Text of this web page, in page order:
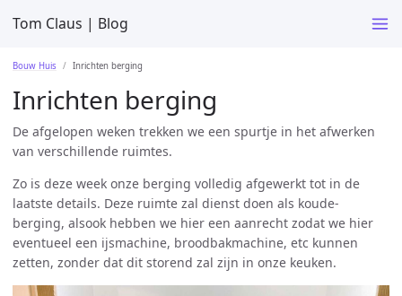
Tom Claus | Blog
Bouw Huis Inrichten berging
Inrichten berging
De afgelopen weken trekken we een spurtje in het afwerken
van verschillende ruimtes.
Zo is deze week onze berging volledig afgewerkt tot in de
laatste details. Deze ruimte zal dienst doen als koude-
berging, alsook hebben we hier een aanrecht zodat we hier
eventueel een ijsmachine, broodbakmachine, etc kunnen
zetten, zonder dat dit storend zal zijn in onze keuken.